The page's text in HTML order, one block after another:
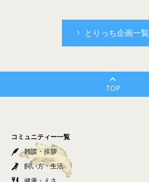
とりっち企画一覧
TOP
コミュニティー一覧
雑談・挨拶
飼い方・生活